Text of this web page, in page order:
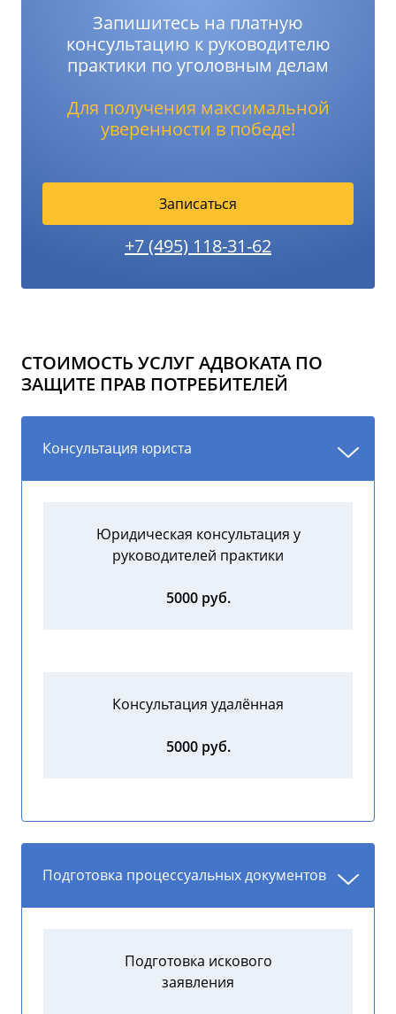
Запишитесь на платную
консультацию к руководителю
практики по уголовным делам
Для получения максимальной
уверенности в победе!
Записаться
+7 (495) 118-31-62
СТОИМОСТЬ УСЛУГ АДВОКАТА ПО
ЗАЩИТЕ ПРАВ ПОТРЕБИТЕЛЕЙ
Консультация юриста
Юридическая консультация у
руководителей практики
5000 руб.
Консультация удалённая
5000 руб.
Подготовка процессуальных документов
Подготовка искового
заявления